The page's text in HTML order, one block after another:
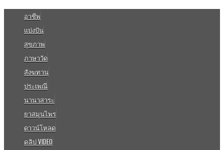
อาชีพ
แบ่งปัน
สุขภาพ
ภาษาวัด
สังฆทาน
ประเพณี
นานาสาระ
ยาสมุนไพร
ดาวน์โหลด
คลิป VIDEO